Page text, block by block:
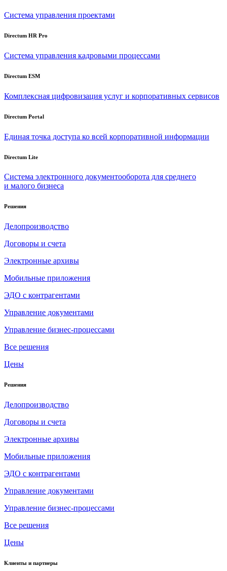
Система управления проектами
Directum HR Pro
Система управления кадровыми процессами
Directum ESM
Комплексная цифровизация услуг и корпоративных сервисов
Directum Portal
Единая точка доступа ко всей корпоративной информации
Directum Lite
Система электронного документооборота для среднего
и малого бизнеса
Решения
Делопроизводство
Договоры и счета
Электронные архивы
Мобильные приложения
ЭДО с контрагентами
Управление документами
Управление бизнес-процессами
Все решения
Цены
Решения
Делопроизводство
Договоры и счета
Электронные архивы
Мобильные приложения
ЭДО с контрагентами
Управление документами
Управление бизнес-процессами
Все решения
Цены
Клиенты и партнеры